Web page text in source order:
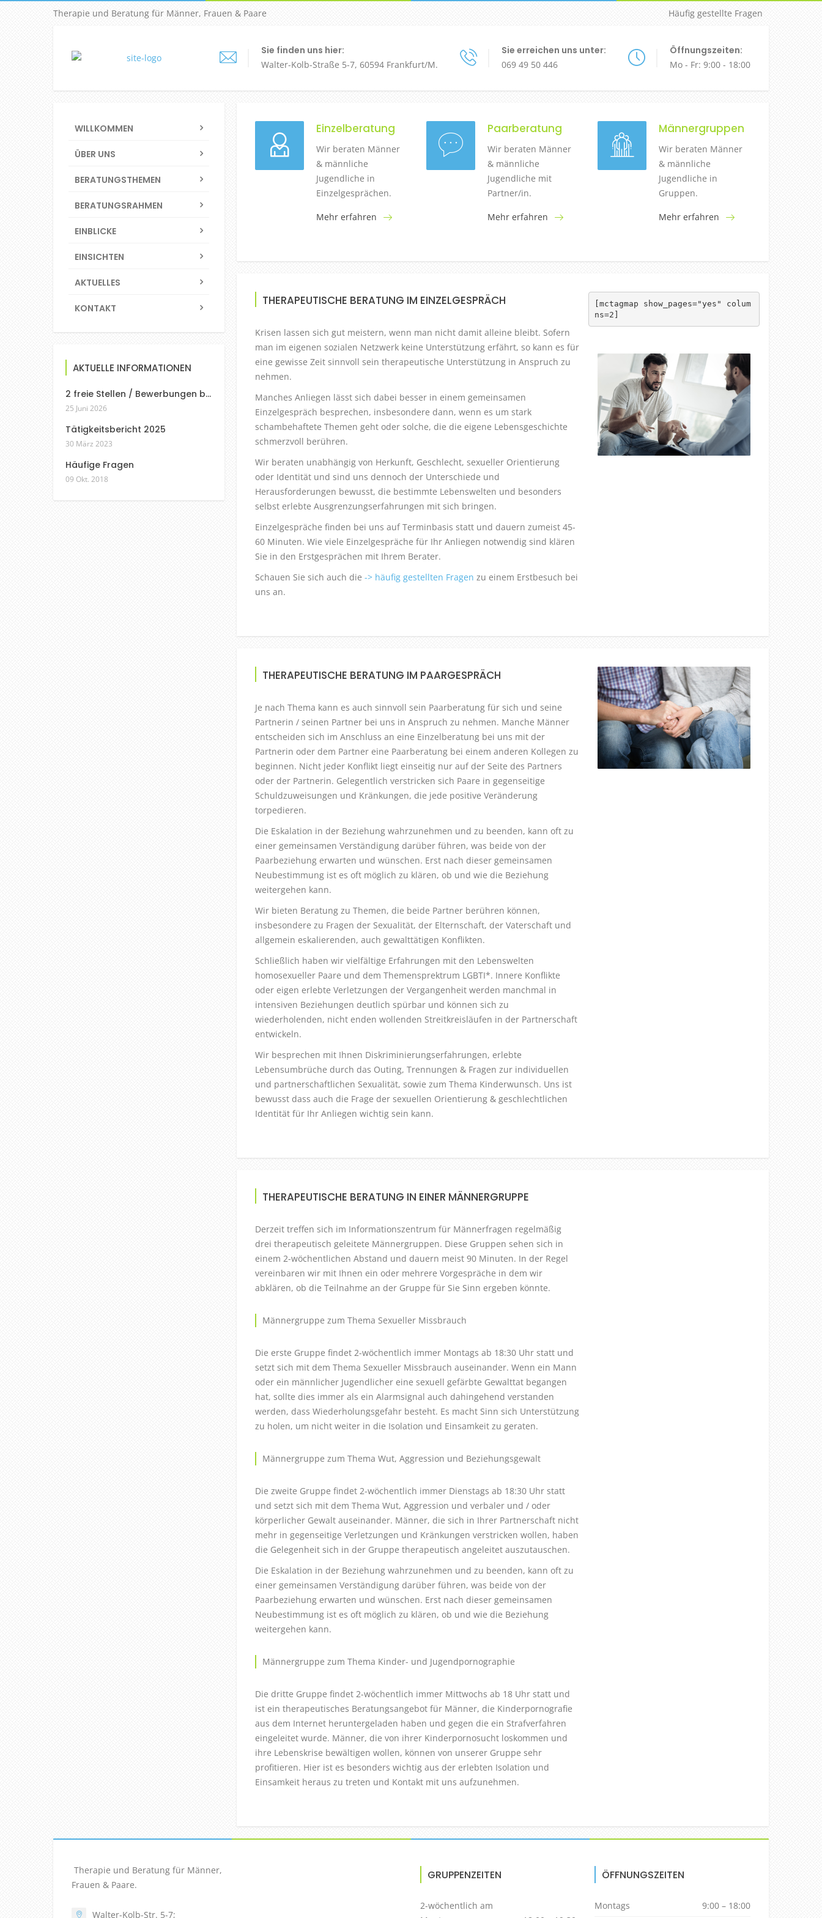
Therapie und Beratung für Männer, Frauen & Paare Häufig gestellte Fragen
Sie finden uns hier:
Walter-Kolb-Straße 5-7, 60594 Frankfurt/M.
Sie erreichen uns unter:
069 49 50 446
Öffnungszeiten:
Mo - Fr: 9:00 - 18:00
WILLKOMMEN
ÜBER UNS
BERATUNGSTHEMEN
BERATUNGSRAHMEN
EINBLICKE
EINSICHTEN
AKTUELLES
KONTAKT
Einzelberatung
Wir beraten Männer
& männliche
Jugendliche in
Einzelgesprächen.
Mehr erfahren
Paarberatung
Wir beraten Männer
& männliche
Jugendliche mit
Partner/in.
Mehr erfahren
Männergruppen
Wir beraten Männer
& männliche
Jugendliche in
Gruppen.
Mehr erfahren
THERAPEUTISCHE BERATUNG IM EINZELGESPRÄCH
Krisen lassen sich gut meistern, wenn man nicht damit alleine bleibt. Sofern
man im eigenen sozialen Netzwerk keine Unterstützung erfährt, so kann es für
eine gewisse Zeit sinnvoll sein therapeutische Unterstützung in Anspruch zu
nehmen.
Manches Anliegen lässt sich dabei besser in einem gemeinsamen
Einzelgespräch besprechen, insbesondere dann, wenn es um stark
schambehaftete Themen geht oder solche, die die eigene Lebensgeschichte
schmerzvoll berühren.
Wir beraten unabhängig von Herkunft, Geschlecht, sexueller Orientierung
oder Identität und sind uns dennoch der Unterschiede und
Herausforderungen bewusst, die bestimmte Lebenswelten und besonders
selbst erlebte Ausgrenzungserfahrungen mit sich bringen.
Einzelgespräche finden bei uns auf Terminbasis statt und dauern zumeist 45-
60 Minuten. Wie viele Einzelgespräche für Ihr Anliegen notwendig sind klären
Sie in den Erstgesprächen mit Ihrem Berater.
Schauen Sie sich auch die -> häufig gestellten Fragen zu einem Erstbesuch bei
uns an.
[mctagmap show_pages="yes" colum
ns=2]
THERAPEUTISCHE BERATUNG IM PAARGESPRÄCH
Je nach Thema kann es auch sinnvoll sein Paarberatung für sich und seine
Partnerin / seinen Partner bei uns in Anspruch zu nehmen. Manche Männer
entscheiden sich im Anschluss an eine Einzelberatung bei uns mit der
Partnerin oder dem Partner eine Paarberatung bei einem anderen Kollegen zu
beginnen. Nicht jeder Konflikt liegt einseitig nur auf der Seite des Partners
oder der Partnerin. Gelegentlich verstricken sich Paare in gegenseitige
Schuldzuweisungen und Kränkungen, die jede positive Veränderung
torpedieren.
Die Eskalation in der Beziehung wahrzunehmen und zu beenden, kann oft zu
einer gemeinsamen Verständigung darüber führen, was beide von der
Paarbeziehung erwarten und wünschen. Erst nach dieser gemeinsamen
Neubestimmung ist es oft möglich zu klären, ob und wie die Beziehung
weitergehen kann.
Wir bieten Beratung zu Themen, die beide Partner berühren können,
insbesondere zu Fragen der Sexualität, der Elternschaft, der Vaterschaft und
allgemein eskalierenden, auch gewalttätigen Konflikten.
Schließlich haben wir vielfältige Erfahrungen mit den Lebenswelten
homosexueller Paare und dem Themensprektrum LGBTI*. Innere Konflikte
oder eigen erlebte Verletzungen der Vergangenheit werden manchmal in
intensiven Beziehungen deutlich spürbar und können sich zu
wiederholenden, nicht enden wollenden Streitkreisläufen in der Partnerschaft
entwickeln.
Wir besprechen mit Ihnen Diskriminierungserfahrungen, erlebte
Lebensumbrüche durch das Outing, Trennungen & Fragen zur individuellen
und partnerschaftlichen Sexualität, sowie zum Thema Kinderwunsch. Uns ist
bewusst dass auch die Frage der sexuellen Orientierung & geschlechtlichen
Identität für Ihr Anliegen wichtig sein kann.
THERAPEUTISCHE BERATUNG IN EINER MÄNNERGRUPPE
Derzeit treffen sich im Informationszentrum für Männerfragen regelmäßig
drei therapeutisch geleitete Männergruppen. Diese Gruppen sehen sich in
einem 2-wöchentlichen Abstand und dauern meist 90 Minuten. In der Regel
vereinbaren wir mit Ihnen ein oder mehrere Vorgespräche in dem wir
abklären, ob die Teilnahme an der Gruppe für Sie Sinn ergeben könnte.
Männergruppe zum Thema Sexueller Missbrauch
Die erste Gruppe findet 2-wöchentlich immer Montags ab 18:30 Uhr statt und
setzt sich mit dem Thema Sexueller Missbrauch auseinander. Wenn ein Mann
oder ein männlicher Jugendlicher eine sexuell gefärbte Gewalttat begangen
hat, sollte dies immer als ein Alarmsignal auch dahingehend verstanden
werden, dass Wiederholungsgefahr besteht. Es macht Sinn sich Unterstützung
zu holen, um nicht weiter in die Isolation und Einsamkeit zu geraten.
Männergruppe zum Thema Wut, Aggression und Beziehungsgewalt
Die zweite Gruppe findet 2-wöchentlich immer Dienstags ab 18:30 Uhr statt
und setzt sich mit dem Thema Wut, Aggression und verbaler und / oder
körperlicher Gewalt auseinander. Männer, die sich in Ihrer Partnerschaft nicht
mehr in gegenseitige Verletzungen und Kränkungen verstricken wollen, haben
die Gelegenheit sich in der Gruppe therapeutisch angeleitet auszutauschen.
Die Eskalation in der Beziehung wahrzunehmen und zu beenden, kann oft zu
einer gemeinsamen Verständigung darüber führen, was beide von der
Paarbeziehung erwarten und wünschen. Erst nach dieser gemeinsamen
Neubestimmung ist es oft möglich zu klären, ob und wie die Beziehung
weitergehen kann.
Männergruppe zum Thema Kinder- und Jugendpornographie
Die dritte Gruppe findet 2-wöchentlich immer Mittwochs ab 18 Uhr statt und
ist ein therapeutisches Beratungsangebot für Männer, die Kinderpornografie
aus dem Internet heruntergeladen haben und gegen die ein Strafverfahren
eingeleitet wurde. Männer, die von ihrer Kinderpornosucht loskommen und
ihre Lebenskrise bewältigen wollen, können von unserer Gruppe sehr
profitieren. Hier ist es besonders wichtig aus der erlebten Isolation und
Einsamkeit heraus zu treten und Kontakt mit uns aufzunehmen.
AKTUELLE INFORMATIONEN
2 freie Stellen / Bewerbungen bis 01.10. möglich
25 Juni 2026
Tätigkeitsbericht 2025
30 März 2023
Häufige Fragen
09 Okt. 2018
Therapie und Beratung für Männer,
Frauen & Paare.
Walter-Kolb-Str. 5-7;
GRUPPENZEITEN
2-wöchentlich am
ÖFFNUNGSZEITEN
Montags 9:00 – 18:00